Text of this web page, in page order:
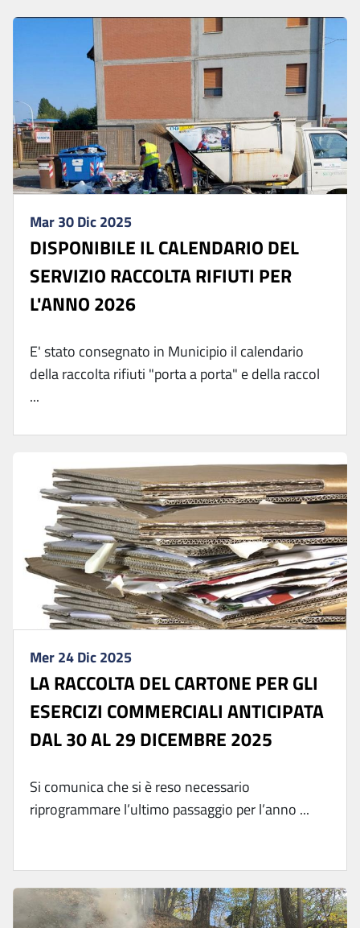
Mar 30 Dic 2025
DISPONIBILE IL CALENDARIO DEL
SERVIZIO RACCOLTA RIFIUTI PER
L'ANNO 2026
E' stato consegnato in Municipio il calendario
della raccolta rifiuti "porta a porta" e della raccol
...
Mer 24 Dic 2025
LA RACCOLTA DEL CARTONE PER GLI
ESERCIZI COMMERCIALI ANTICIPATA
DAL 30 AL 29 DICEMBRE 2025
Si comunica che si è reso necessario
riprogrammare l’ultimo passaggio per l’anno ...